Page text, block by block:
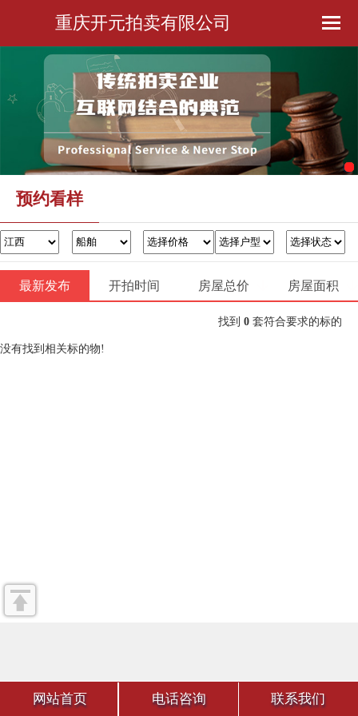
公司简介
预约看样
办证过户
联系我们
重庆开元拍卖有限公司
预约看样
最新发布 开拍时间 房屋总价 房屋面积
找到 0 套符合要求的标的
没有找到相关标的物!
网站首页 电话咨询 联系我们